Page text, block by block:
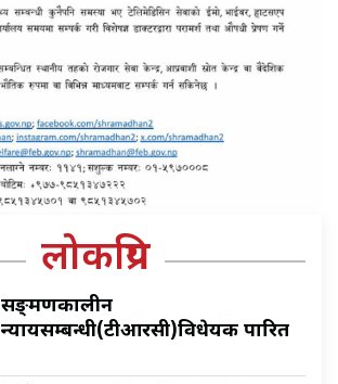
लोकप्रिय
सङ्क्रमणकालीन
न्यायसम्बन्धी(टीआरसी)विधेयक पारित